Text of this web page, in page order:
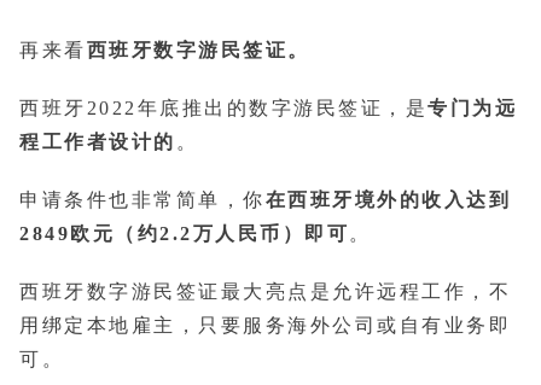
再来看西班牙数字游民签证。
西班牙2022年底推出的数字游民签证，是专门为远
程工作者设计的 。
申请条件也非常简单，你在西班牙境外的收入达到
2849欧元（约2.2万人民币）即可 。
西班牙数字游民签证最大亮点是允许远程工作，不
用绑定本地雇主，只要服务海外公司或自有业务即
可。